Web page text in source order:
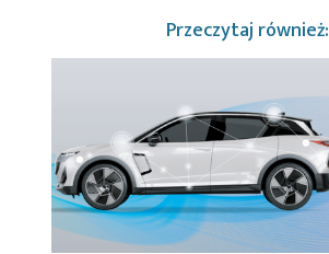
Przeczytaj również: